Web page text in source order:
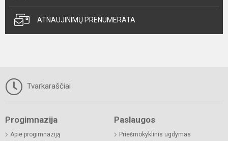
ATNAUJINIMŲ PRENUMERATA
Tvarkaraščiai
Progimnazija
Apie progimnaziją
Paslaugos
Priešmokyklinis ugdymas